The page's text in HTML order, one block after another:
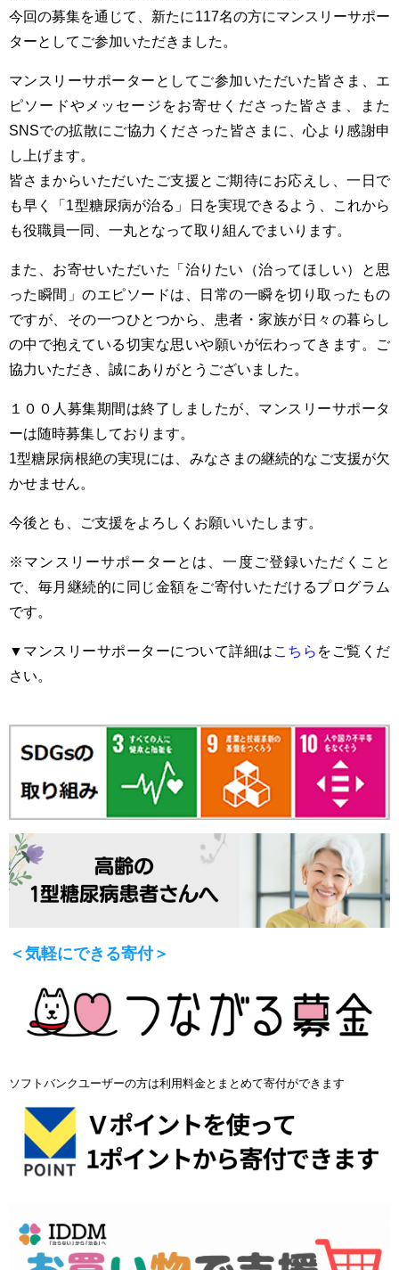
今回の募集を通じて、新たに117名の方にマンスリーサポー
ターとしてご参加いただきました。
マンスリーサポーターとしてご参加いただいた皆さま、エ
ピソードやメッセージをお寄せくださった皆さま、また
SNSでの拡散にご協力くださった皆さまに、心より感謝申
し上げます。
皆さまからいただいたご支援とご期待にお応えし、一日で
も早く「1型糖尿病が治る」日を実現できるよう、これから
も役職員一同、一丸となって取り組んでまいります。
また、お寄せいただいた「治りたい（治ってほしい）と思
った瞬間」のエピソードは、日常の一瞬を切り取ったもの
ですが、その一つひとつから、患者・家族が日々の暮らし
の中で抱えている切実な思いや願いが伝わってきます。ご
協力いただき、誠にありがとうございました。
１００人募集期間は終了しましたが、マンスリーサポータ
ーは随時募集しております。
1型糖尿病根絶の実現には、みなさまの継続的なご支援が欠
かせません。
今後とも、ご支援をよろしくお願いいたします。
※マンスリーサポーターとは、一度ご登録いただくこと
で、毎月継続的に同じ金額をご寄付いただけるプログラム
です。
▼マンスリーサポーターについて詳細は こちら をご覧くだ
さい。
＜気軽にできる寄付＞
ソフトバンクユーザーの方は利用料金とまとめて寄付ができます